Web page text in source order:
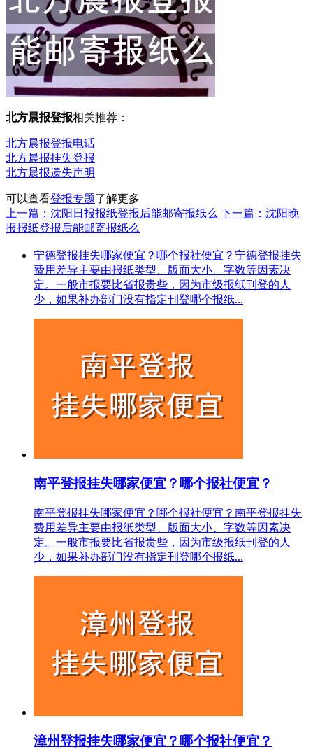
北方晨报登报相关推荐：
北方晨报登报电话
北方晨报挂失登报
北方晨报遗失声明
可以查看登报专题了解更多
上一篇：沈阳日报报纸登报后能邮寄报纸么 下一篇：沈阳晚
报报纸登报后能邮寄报纸么
宁德登报挂失哪家便宜？哪个报社便宜？宁德登报挂失
费用差异主要由报纸类型、版面大小、字数等因素决
定。一般市报要比省报贵些，因为市级报纸刊登的人
少，如果补办部门没有指定刊登哪个报纸...
南平登报挂失哪家便宜？哪个报社便宜？
南平登报挂失哪家便宜？哪个报社便宜？南平登报挂失
费用差异主要由报纸类型、版面大小、字数等因素决
定。一般市报要比省报贵些，因为市级报纸刊登的人
少，如果补办部门没有指定刊登哪个报纸...
漳州登报挂失哪家便宜？哪个报社便宜？